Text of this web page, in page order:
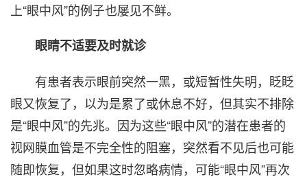
上“眼中风”的例子也屡见不鲜。
眼睛不适要及时就诊
有患者表示眼前突然一黑，或短暂性失明，眨眨
眼又恢复了，以为是累了或休息不好，但其实不排除
是“眼中风”的先兆。因为这些“眼中风”的潜在患者的
视网膜血管是不完全性的阻塞，突然看不见后也可能
随即恢复，但如果这时忽略病情，可能“眼中风”再次